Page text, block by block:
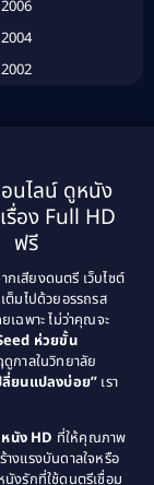
2006
2004
2002
1994
1992
1988
1986
1984
1982
1978
นไลน์ ดูหนัง
รื่อง Full HD
ฟรี
เสียงดนตรี เว็บไซต์
ต็มไปด้วยอรรถรส
ฉพาะ ไม่ว่าคุณจะ
ห่วยขั้น
กาลในวิทยาลัย
ลี่ยนแปลงบ่อย”เรา
หนัง HD ที่ให้คุณภาพ
งแรงบันดาลใจหรือ
นังรักที่ใช้ดนตรีเชื่อม